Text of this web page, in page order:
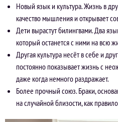
Новый язык и культура. Жизнь в
качество мышления и открывает
Дети вырастут билингвами. Два
который останется с ними на всю
Другая культура несёт в себе и
постоянно показывает жизнь с
даже когда немного раздражает.
Более прочный союз. Браки,
на случайной близости, как